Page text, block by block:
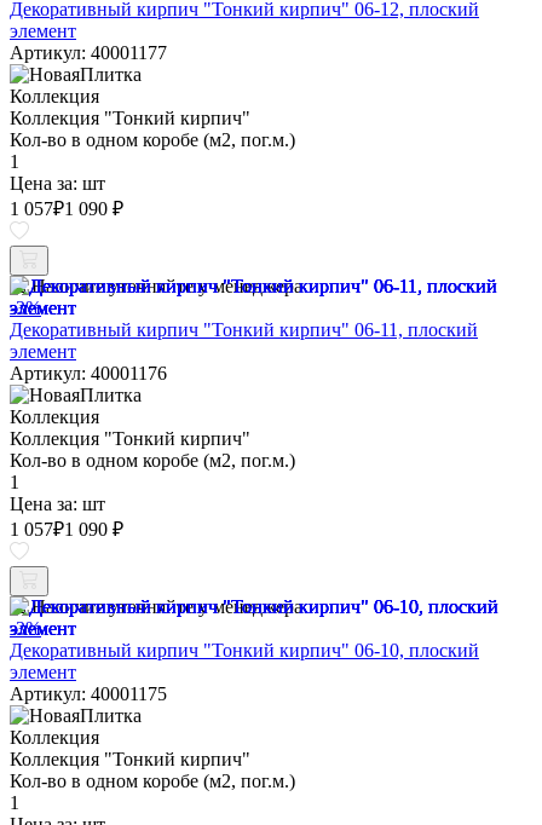
Декоративный кирпич "Тонкий кирпич" 06-12, плоский
элемент
Артикул: 40001177
Коллекция
Коллекция "Тонкий кирпич"
Кол-во в одном коробе (м2, пог.м.)
1
Цена за: шт
1 057₽1 090 ₽
Наличие уточняйте у менеджера
-3%
Декоративный кирпич "Тонкий кирпич" 06-11, плоский
элемент
Артикул: 40001176
Коллекция
Коллекция "Тонкий кирпич"
Кол-во в одном коробе (м2, пог.м.)
1
Цена за: шт
1 057₽1 090 ₽
Наличие уточняйте у менеджера
-3%
Декоративный кирпич "Тонкий кирпич" 06-10, плоский
элемент
Артикул: 40001175
Коллекция
Коллекция "Тонкий кирпич"
Кол-во в одном коробе (м2, пог.м.)
1